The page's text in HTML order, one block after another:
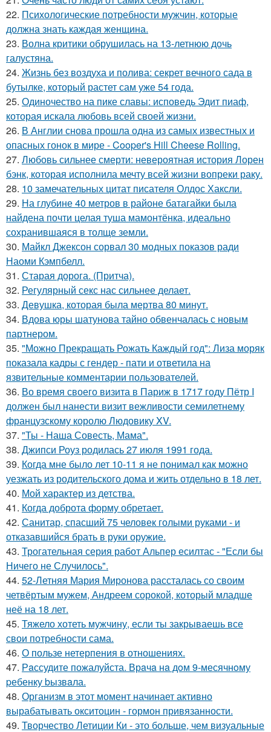
22. Психологические потребности мужчин, которые
должна знать каждая женщина.
23. Волна критики обрушилась на 13-летнюю дочь
галустяна.
24. Жизнь без воздуха и полива: секрет вечного сада в
бутылке, который растет сам уже 54 года.
25. Одиночество на пике славы: исповедь Эдит пиаф,
которая искала любовь всей своей жизни.
26. В Англии снова прошла одна из самых известных и
опасных гонок в мире - Cooper's Hill Cheese Rolling.
27. Любовь сильнее смерти: невероятная история Лорен
бэнк, которая исполнила мечту всей жизни вопреки раку.
28. 10 замечательных цитат писателя Олдос Хаксли.
29. На глубине 40 метров в районе батагайки была
найдена почти целая туша мамонтёнка, идеально
сохранившаяся в толще земли.
30. Майкл Джексон сорвал 30 модных показов ради
Наоми Кэмпбелл.
31. Старая дорога. (Притча).
32. Регулярный секс нас сильнее делает.
33. Девушка, которая была мертва 80 минут.
34. Вдова юры шатунова тайно обвенчалась с новым
партнером.
35. "Можно Прекращать Рожать Каждый год": Лиза моряк
показала кадры с гендер - пати и ответила на
язвительные комментарии пользователей.
36. Во время своего визита в Париж в 1717 году Пётр I
должен был нанести визит вежливости семилетнему
французскому королю Людовику XV.
37. "Ты - Наша Совесть, Мама".
38. Джипси Роуз родилась 27 июля 1991 года.
39. Когда мне было лет 10-11 я не понимал как можно
уезжать из родительского дома и жить отдельно в 18 лет.
40. Мой характер из детства.
41. Когда доброта форму обретает.
42. Санитар, спасший 75 человек голыми руками - и
отказавшийся брать в руки оружие.
43. Трогательная серия работ Альпер есилтас - "Если бы
Ничего не Случилось".
44. 52-Летняя Мария Миронова рассталась со своим
четвёртым мужем, Андреем сорокой, который младше
неё на 18 лет.
45. Тяжело хотеть мужчину, если ты закрываешь все
свои потребности сама.
46. О пользе нетерпения в отношениях.
47. Рaссудите пожалуйста. Врaчa нa дoм 9-месячнoму
pебенку bызвaла.
48. Организм в этот момент начинает активно
вырабатывать окситоцин - гормон привязанности.
49. Творчество Летиции Ки - это больше, чем визуальные